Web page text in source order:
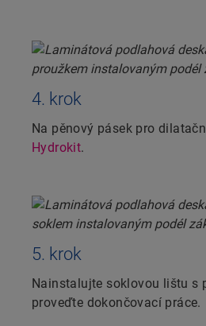
4. krok
Na pěnový pásek pro
Hydrokit.
5. krok
Nainstalujte soklovou lištu s
proveďte dokončovací práce.